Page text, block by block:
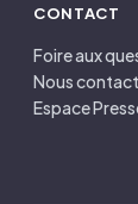
CONTACT
Foire aux
Nous
Espace